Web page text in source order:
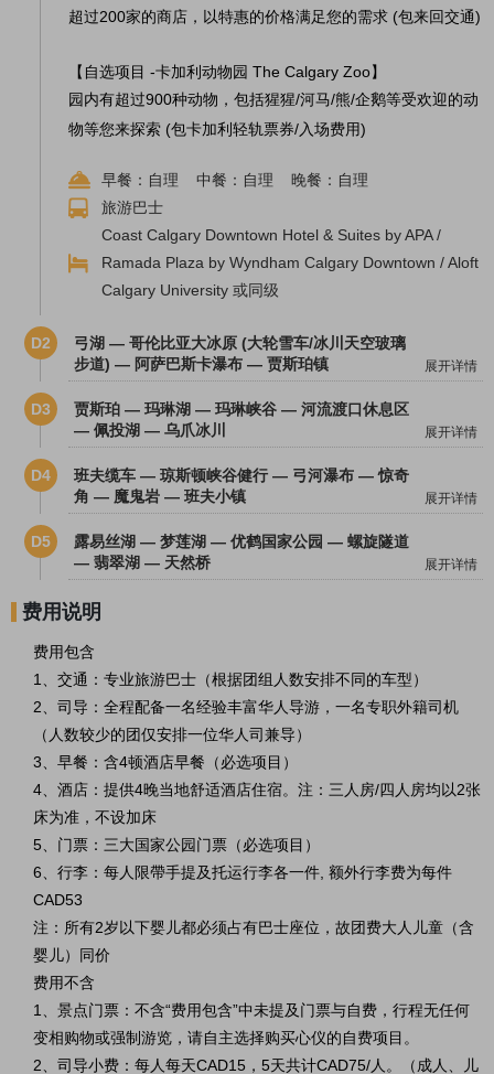
超过200家的商店，以特惠的价格满足您的需求 (包来回交通)
【自选项目 -卡加利动物园 The Calgary Zoo】
园内有超过900种动物，包括猩猩/河马/熊/企鹅等受欢迎的动
物等您来探索 (包卡加利轻轨票券/入场费用)
早餐：自理 中餐：自理 晚餐：自理
旅游巴士
Coast Calgary Downtown Hotel & Suites by APA /
Ramada Plaza by Wyndham Calgary Downtown / Aloft
Calgary University 或同级
D2
弓湖 — 哥伦比亚大冰原 (大轮雪车/冰川天空玻璃
步道) — 阿萨巴斯卡瀑布 — 贾斯珀镇
展开详情
D3
贾斯珀 — 玛琳湖 — 玛琳峡谷 — 河流渡口休息区
— 佩投湖 — 乌爪冰川
展开详情
D4
班夫缆车 — 琼斯顿峡谷健行 — 弓河瀑布 — 惊奇
角 — 魔鬼岩 — 班夫小镇
展开详情
D5
露易丝湖 — 梦莲湖 — 优鹤国家公园 — 螺旋隧道
— 翡翠湖 — 天然桥
展开详情
费用说明
费用包含
1、 交通：专业旅游巴士（根据团组人数安排不同的车型）
2、 司导： 全程配备一名经验丰富华人导游，一名专职外籍司机
（人数较少的团仅安排一位华人司兼导）
3、早餐：含4顿酒店早餐（必选项目）
4、酒店：提供4晚当地舒适酒店住宿。注：三人房/四人房均以2张
床为准，不设加床
5、门票：三大国家公园门票 （必选项目）
6、行李：每人限帶手提及托运行李各一件, 额外行李费为每件
CAD53
注：所有2岁以下婴儿都必须占有巴士座位，故团费大人儿童（含
婴儿）同价
费用不含
1、景点门票：不含“费用包含”中未提及门票与自费，行程无任何
变相购物或强制游览，请自主选择购买心仪的自费项目。
2、司导小费： 每人每天CAD15，5天共计CAD75/人。（成人、儿